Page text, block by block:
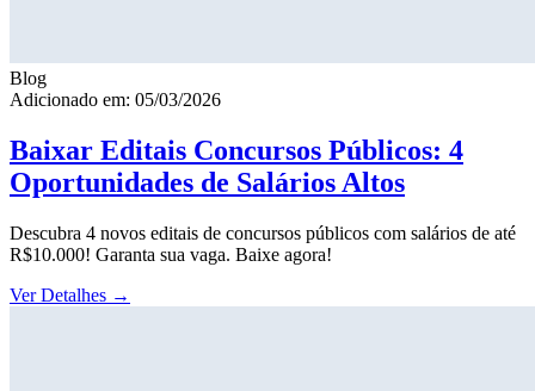
Blog
Adicionado em: 05/03/2026
Baixar Editais Concursos Públicos: 4
Oportunidades de Salários Altos
Descubra 4 novos editais de concursos públicos com salários de até
R$10.000! Garanta sua vaga. Baixe agora!
Ver Detalhes →